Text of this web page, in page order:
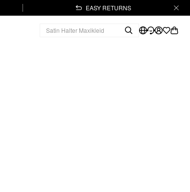
EASY RETURNS